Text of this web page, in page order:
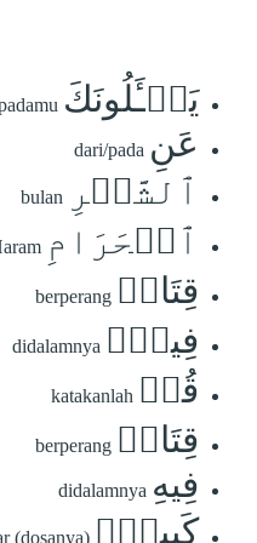
يَسۡـَٔلُونَكَ
عَنِ dari/pada
ٱلشَّهۡرِ bulan
ٱلۡحَرَامِ
قِتَالٖ berperang
فِيهِۖ didalamnya
قُلۡ katakanlah
قِتَالٞ berperang
فِيهِ didalamnya
كَبِيرٞۚ (dosanya)